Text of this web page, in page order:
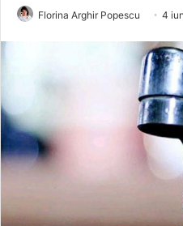
Florina Arghir Popescu 4